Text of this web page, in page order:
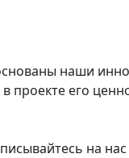
наши
его
на